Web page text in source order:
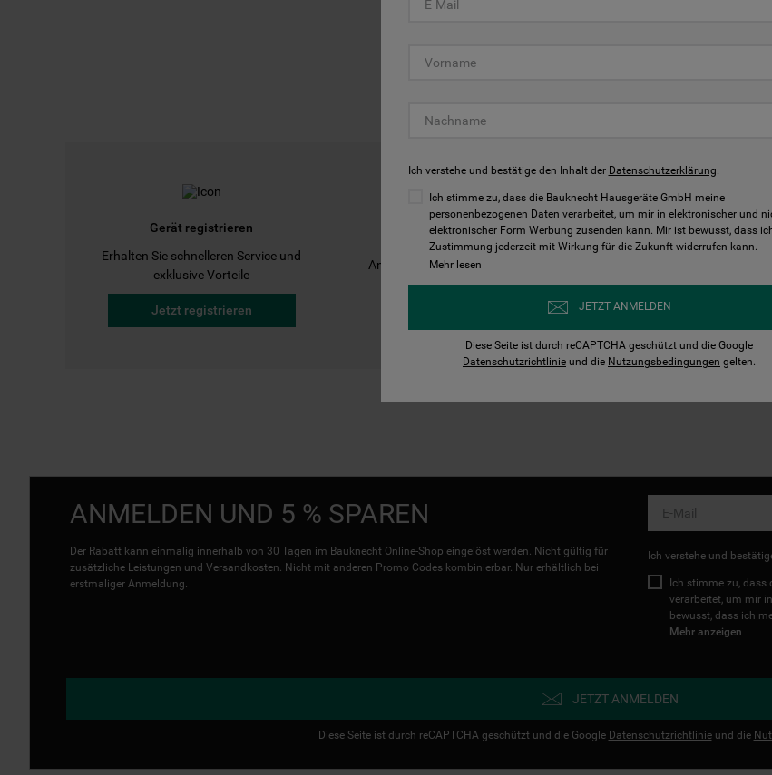
Gerät registrieren
Erhalten Sie schnelleren Service und
exklusive Vorteile
Jetzt registrieren
Bedienungsanleitungen
Anleitungen finden und herunterladen
Kontakt
ANMELDEN UND 5 % SPAREN
Der Rabatt kann einmalig innerhalb von 30 Tagen im Bauknecht Online-Shop eingelöst werden. Nicht gültig für
zusätzliche Leistungen und Versandkosten. Nicht mit anderen Promo Codes kombinierbar. Nur erhältlich bei
erstmaliger Anmeldung.
Ich verstehe und
Ich stimme zu, dass
verarbeitet, um mir
bewusst, dass ich
Mehr anzeigen
JETZT ANMELDEN
Diese Seite ist durch reCAPTCHA geschützt und die Google Datenschutzrichtlinieund die
Ich verstehe und bestätige den Inhalt der Datenschutzerklärung.
Ich stimme zu, dass die Bauknecht Hausgeräte GmbH meine
personenbezogenen Daten verarbeitet, um mir in elektronischer und
elektronischer Form Werbung zusenden kann. Mir ist bewusst, dass
Zustimmung jederzeit mit Wirkung für die Zukunft widerrufen kann.
Mehr lesen
JETZT ANMELDEN
Diese Seite ist durch reCAPTCHA geschützt und die Google
Datenschutzrichtlinie und die Nutzungsbedingungen gelten.